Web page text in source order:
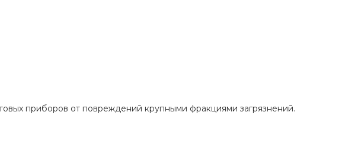
приборов от повреждений крупными фракциями загрязнений.